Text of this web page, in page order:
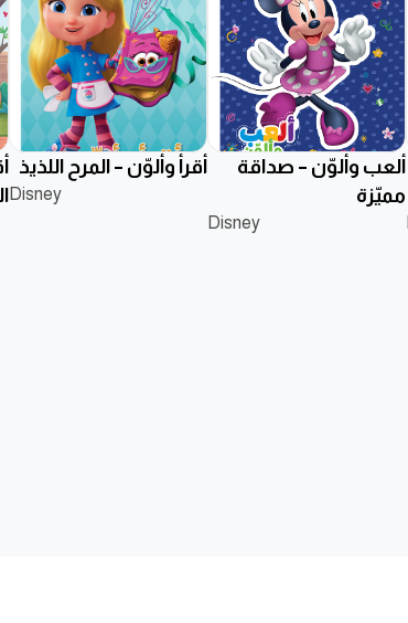
ألعب وألوّن – صداقة
مميّزة
Disney
أقرأ وألوّن – المرح اللذيذ
Disney